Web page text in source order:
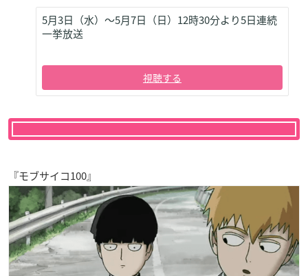
5月3日（水）～5月7日（日）12時30分より5日連続
一挙放送
視聴する
『モブサイコ100』